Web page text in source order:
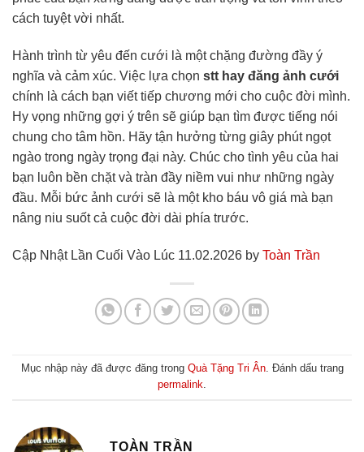
cách tuyệt vời nhất.
Hành trình từ yêu đến cưới là một chặng đường đầy ý
nghĩa và cảm xúc. Việc lựa chọn stt hay đăng ảnh cưới
chính là cách bạn viết tiếp chương mới cho cuộc đời mình.
Hy vọng những gợi ý trên sẽ giúp bạn tìm được tiếng nói
chung cho tâm hồn. Hãy tận hưởng từng giây phút ngọt
ngào trong ngày trọng đại này. Chúc cho tình yêu của hai
bạn luôn bền chặt và tràn đầy niềm vui như những ngày
đầu. Mỗi bức ảnh cưới sẽ là một kho báu vô giá mà bạn
nâng niu suốt cả cuộc đời dài phía trước.
Cập Nhật Lần Cuối Vào Lúc 11.02.2026 by Toàn Trần
Mục nhập này đã được đăng trong Quà Tặng Tri Ân. Đánh dấu trang
permalink.
TOÀN TRẦN